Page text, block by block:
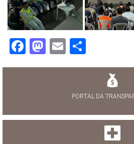
Facebook
Mastodon
Email
PORTAL DA